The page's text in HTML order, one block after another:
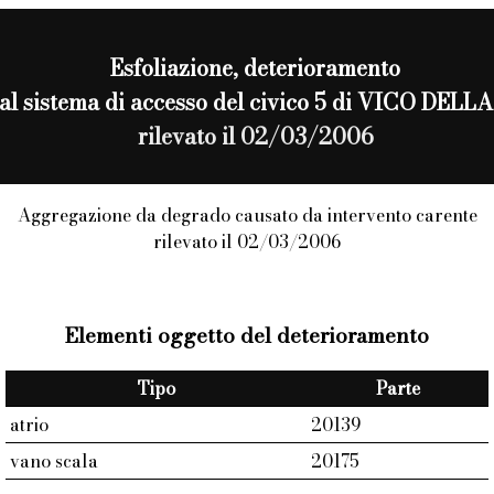
Esfoliazione, deterioramento
sistema di accesso del civico 5 di VICO
rilevato il 02/03/2006
Aggregazione da degrado causato da intervento carente
rilevato il 02/03/2006
Elementi oggetto del deterioramento
Tipo
Parte
atrio
20139
vano scala
20175